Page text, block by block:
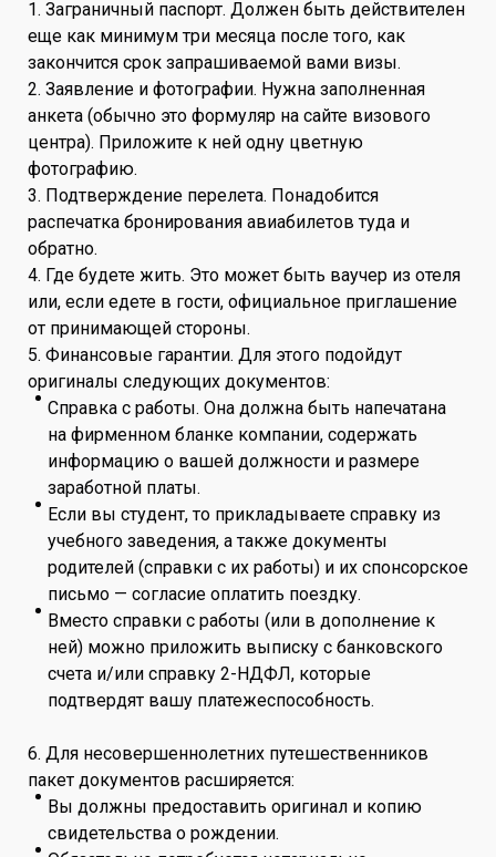
1. Заграничный паспорт. Должен быть действителен
еще как минимум три месяца после того, как
закончится срок запрашиваемой вами визы.
2. Заявление и фотографии. Нужна заполненная
анкета (обычно это формуляр на сайте визового
центра). Приложите к ней одну цветную
фотографию.
3. Подтверждение перелета. Понадобится
распечатка бронирования авиабилетов туда и
обратно.
4. Где будете жить. Это может быть ваучер из отеля
или, если едете в гости, официальное приглашение
от принимающей стороны.
5. Финансовые гарантии. Для этого подойдут
оригиналы следующих документов:
Справка с работы. Она должна быть напечатана
на фирменном бланке компании, содержать
информацию о вашей должности и размере
заработной платы.
Если вы студент, то прикладываете справку из
учебного заведения, а также документы
родителей (справки с их работы) и их спонсорское
письмо — согласие оплатить поездку.
Вместо справки с работы (или в дополнение к
ней) можно приложить выписку с банковского
счета и/или справку 2-НДФЛ, которые
подтвердят вашу платежеспособность.
6. Для несовершеннолетних путешественников
пакет документов расширяется:
Вы должны предоставить оригинал и копию
свидетельства о рождении.